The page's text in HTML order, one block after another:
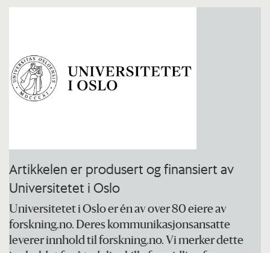
Artikkelen er produsert og finansiert av
Universitetet i Oslo
Universitetet i Oslo er én av over 80 eiere av
forskning.no. Deres kommunikasjonsansatte
leverer innhold til forskning.no. Vi merker dette